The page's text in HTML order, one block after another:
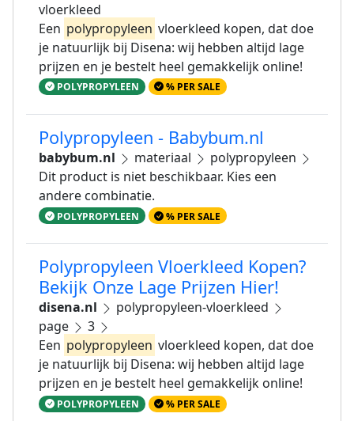
vloerkleed
Een polypropyleen vloerkleed kopen, dat doe
je natuurlijk bij Disena: wij hebben altijd lage
prijzen en je bestelt heel gemakkelijk online!
POLYPROPYLEEN % PER SALE
Polypropyleen - Babybum.nl
babybum.nl materiaal
polypropyleen
Dit product is niet beschikbaar. Kies een
andere combinatie.
POLYPROPYLEEN % PER SALE
Polypropyleen Vloerkleed Kopen?
Bekijk Onze Lage Prijzen Hier!
disena.nl
polypropyleen-vloerkleed
page
3
Een polypropyleen vloerkleed kopen, dat doe
je natuurlijk bij Disena: wij hebben altijd lage
prijzen en je bestelt heel gemakkelijk online!
POLYPROPYLEEN % PER SALE